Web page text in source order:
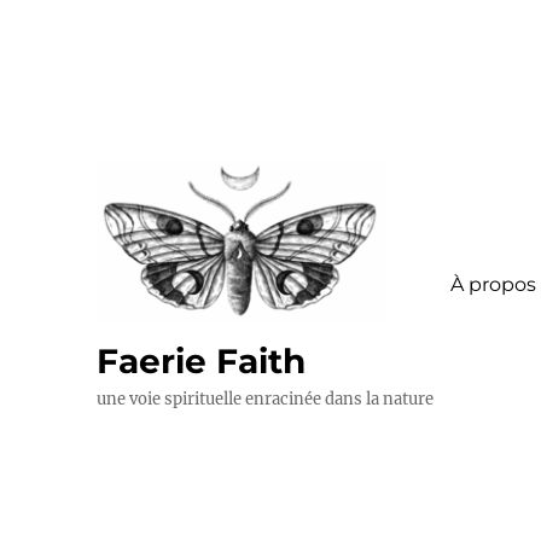
Faerie Faith
une voie spirituelle enracinée dans la nature
À propos